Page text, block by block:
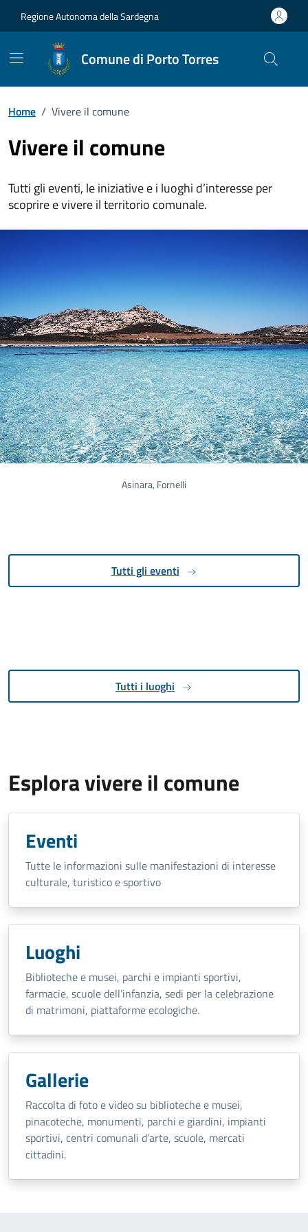
Regione Autonoma della Sardegna
Comune di Porto Torres
Home / Vivere il comune
Vivere il comune
Tutti gli eventi, le iniziative e i luoghi d’interesse per
scoprire e vivere il territorio comunale.
Asinara, Fornelli
Tutti gli eventi
Tutti i luoghi
Esplora vivere il comune
Eventi
Tutte le informazioni sulle manifestazioni di interesse
culturale, turistico e sportivo
Luoghi
Biblioteche e musei, parchi e impianti sportivi,
farmacie, scuole dell’infanzia, sedi per la celebrazione
di matrimoni, piattaforme ecologiche.
Gallerie
Raccolta di foto e video su biblioteche e musei,
pinacoteche, monumenti, parchi e giardini, impianti
sportivi, centri comunali d’arte, scuole, mercati
cittadini.